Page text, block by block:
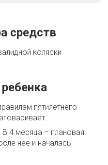
средств
коляски
пятилетнего
4 месяца – плановая
нее и началась